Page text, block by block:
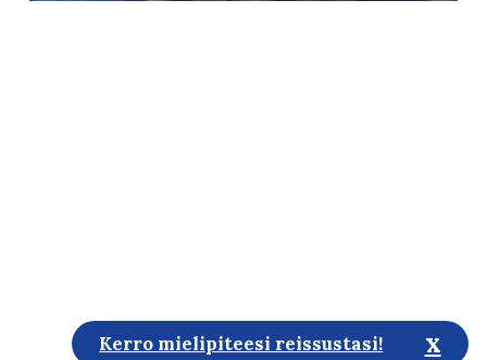
Kerro mielipiteesi reissustasi! x